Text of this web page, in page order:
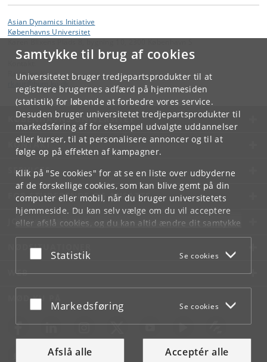
Samtykke til brug af cookies
Universitetet bruger tredjepartsprodukter til at
registrere brugernes adfærd på hjemmesiden
(statistik) for løbende at forbedre vores service.
Desuden bruger universitetet tredjepartsprodukter til
markedsføring af for eksempel udvalgte uddannelser
eller kurser, til at personalisere annoncer og til at
følge op på effekten af kampagner.
Klik på "Se cookies" for at se en liste over udbyderne
af de forskellige cookies, som kan blive gemt på din
computer eller mobil, når du bruger universitetets
hjemmeside. Du kan selv vælge om du vil acceptere
eller afslå cookies, og du kan altid ændre dit samtykke
underCookie- og privatlivspolitiksom du finder i
bunden af hver side.
Acceptér eller afslå
Statistik Se cookies
Acceptér eller afslå
Markedsføring Se cookies
Afslå alle Acceptér alle
Asian Dynamics Initiative
Københavns Universitet
Ravinder Kaur
@ .dk
KØBENHAVNS UNIVERSITET
KONTAKT
SERVICES
FOR STUDERENDE OG ANSATTE
JOB OG KARRIERE
NØDSITUATIONER
WEB
MØD KU PÅ